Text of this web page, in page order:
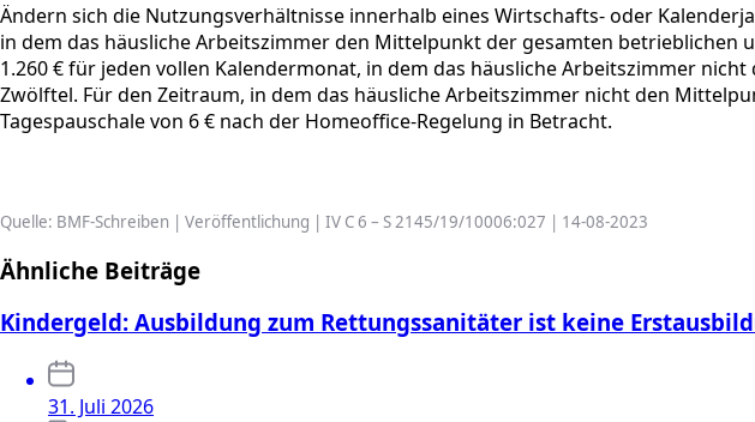
Ändern sich die Nutzungsverhältnisse innerhalb eines Wirtschafts- oder
in dem das häusliche Arbeitszimmer den Mittelpunkt der gesamten betrieblichen
1.260 € für jeden vollen Kalendermonat, in dem das häusliche Arbeitszimmer
Zwölftel. Für den Zeitraum, in dem das häusliche Arbeitszimmer nicht den
Tagespauschale von 6 € nach der Homeoffice-Regelung in Betracht.
Quelle: BMF-Schreiben | Veröffentlichung | IV C 6 – S 2145/19/10006:027 | 14-08-2023
Ähnliche Beiträge
Kindergeld: Ausbildung zum Rettungssanitäter ist keine
31. Juli 2026